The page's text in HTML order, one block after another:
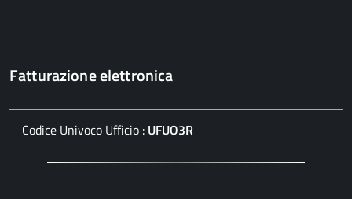
Fatturazione elettronica
Codice Univoco Ufficio : UFUO3R